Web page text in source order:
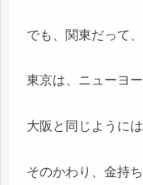
でも、関東だって
東京は、ニューヨ
大阪と同じように
そのかわり、金持ち